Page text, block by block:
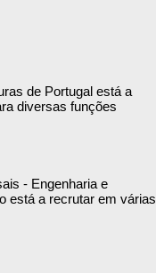
de Portugal está a
diversas funções
- Engenharia e
está a recrutar em várias